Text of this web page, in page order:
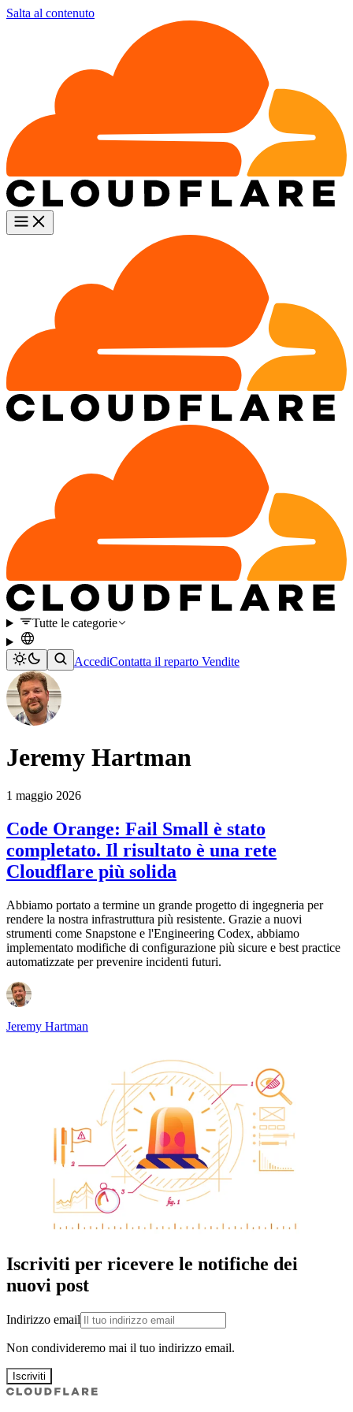
Salta al contenuto
Tutte le categorie
AccediContatta il reparto Vendite
Jeremy Hartman
1 maggio 2026
Code Orange: Fail Small è stato
completato. Il risultato è una rete
Cloudflare più solida
Abbiamo portato a termine un grande progetto di ingegneria per
rendere la nostra infrastruttura più resistente. Grazie a nuovi
strumenti come Snapstone e l'Engineering Codex, abbiamo
implementato modifiche di configurazione più sicure e best practice
automatizzate per prevenire incidenti futuri.
Jeremy Hartman
Iscriviti per ricevere le notifiche dei
nuovi post
Indirizzo email
Non condivideremo mai il tuo indirizzo email.
Iscriviti